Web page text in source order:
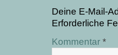
Deine E-Mail-
Erforderliche
Kommentar *